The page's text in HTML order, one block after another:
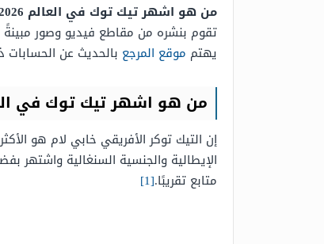
من هو اشهر تيك توك في العالم 2026
تقوم بنشره من مقاطع فيديو وصور مبينةً
يهتم موقع المرجع بالحديث عن الحسابات
من هو اشهر تيك توك في العالم
متابع تقريبًا.[1]